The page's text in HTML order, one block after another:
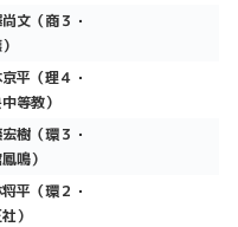
文（商３・
平（理４・
等教）
樹（環３・
鳴）
平（環２・
）